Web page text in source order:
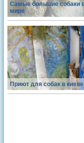
Самые большие собаки
мире
Приют для собак в киеве